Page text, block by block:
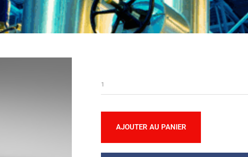
AJOUTER AU PANIER